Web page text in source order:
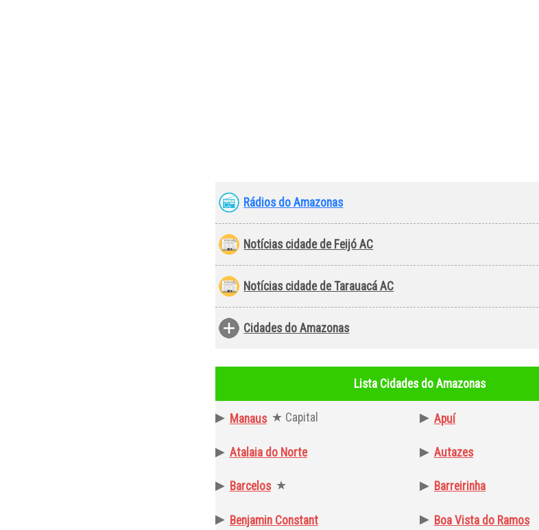
Rádios do Amazonas
Notícias cidade de Feijó AC
Notícias cidade de Tarauacá AC
Cidades do Amazonas
Lista Cidades do Amazonas
▶ Manaus ★ Capital ▶ Apuí
▶ Atalaia do Norte ▶ Autazes
▶ Barcelos ★ ▶ Barreirinha
▶ Benjamin Constant ▶ Boa Vista do Ramos